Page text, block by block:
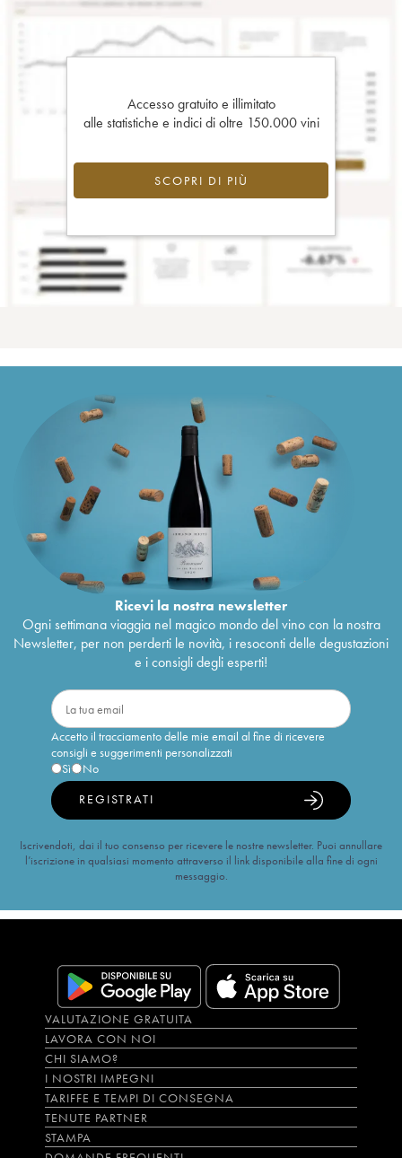
Accesso gratuito e illimitato
alle statistiche e indici di oltre 150.000 vini
SCOPRI DI PIÙ
Ricevi la nostra newsletter
Ogni settimana viaggia nel magico mondo del vino con la nostra
Newsletter, per non perderti le novità, i resoconti delle degustazioni
e i consigli degli esperti!
Accetto il tracciamento delle mie email al fine di ricevere
consigli e suggerimenti personalizzati
Sì
No
REGISTRATI
Iscrivendoti, dai il tuo consenso per ricevere le nostre newsletter. Puoi annullare
l’iscrizione in qualsiasi momento attraverso il link disponibile alla fine di ogni
messaggio.
VALUTAZIONE GRATUITA
LAVORA CON NOI
CHI SIAMO?
I NOSTRI IMPEGNI
TARIFFE E TEMPI DI CONSEGNA
TENUTE PARTNER
STAMPA